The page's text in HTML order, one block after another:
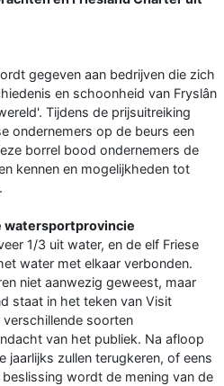
gegeven aan bedrijven die zich
en schoonheid van Fryslân
Tijdens de prijsuitreiking
ondernemers op de beurs een
borrel bood ondernemers de
kennen en mogelijkheden tot
watersportprovincie
1/3 uit water, en de elf Friese
water met elkaar verbonden.
niet aanwezig geweest, maar
staat in het teken van Visit
soorten
van het publiek. Na afloop
jaarlijks zullen terugkeren, of eens
wordt de mening van de